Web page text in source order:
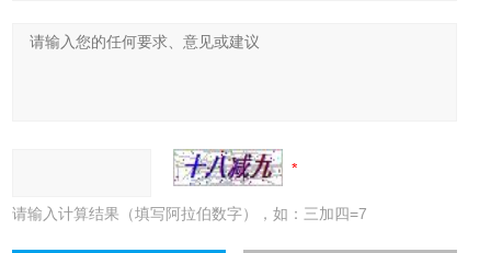
请输入计算结果（填写阿拉伯数字），如：三加四=7